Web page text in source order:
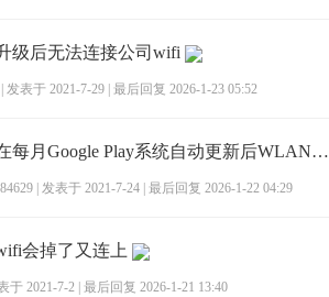
级后无法连接公司wifi
发表于 2021-7-29 最后回复 2026-1-23 05:52
[BUG]在每月Google Play系统自动更新后WLAN再次错误提示网络连接受限
发表于 2021-7-24 最后回复 2026-1-22 04:29
会掉了又连上
于 2021-7-2 最后回复 2026-1-21 13:40